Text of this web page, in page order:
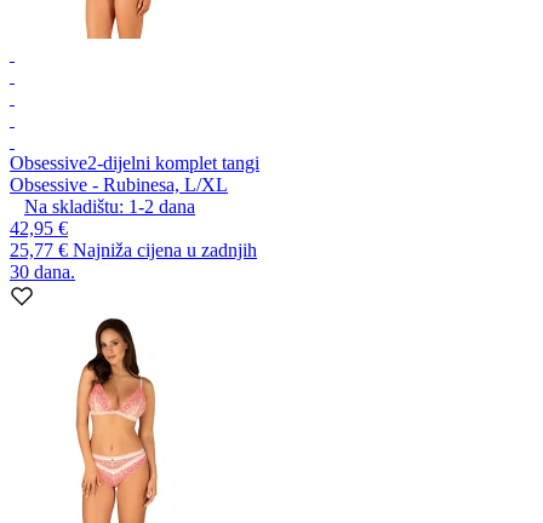
Obsessive2-dijelni komplet tangi
Obsessive - Rubinesa, L/XL
Na skladištu: 1-2 dana
42,95 €
25,77 € Najniža cijena u zadnjih
30 dana.